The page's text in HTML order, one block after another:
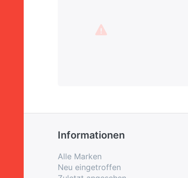
Informationen
Alle Marken
Neu eingetroffen